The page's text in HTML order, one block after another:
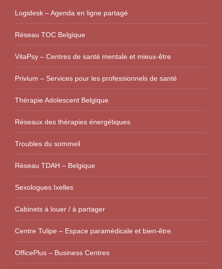
Logidesk – Agenda en ligne partagé
Réseau TOC Belgique
VitaPsy – Centres de santé mentale et mieux-être
Privium – Services pour les professionnels de santé
Thérapie Adolescent Belgique
Réseaux des thérapies énergétiques
Troubles du sommeil
Réseau TDAH – Belgique
Sexologues Ixelles
Cabinets à louer / à partager
Centre Tulipe – Espace paramédicale et bien-être.
OfficePlus – Business Centres